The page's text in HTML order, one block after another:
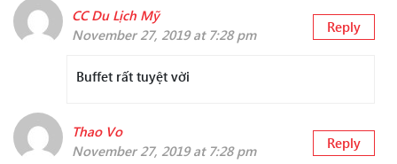
CC Du Lịch Mỹ
November 27, 2019 at 7:28 pm
Reply
Buffet rất tuyệt vời
Thao Vo
November 27, 2019 at 7:28 pm
Reply